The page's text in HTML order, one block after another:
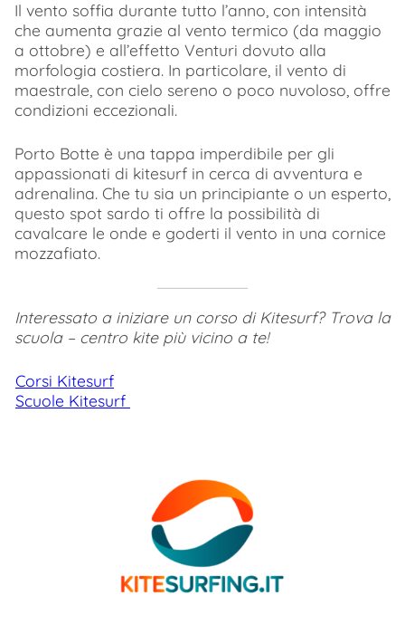
Il vento soffia durante tutto l’anno, con intensità
che aumenta grazie al vento termico (da maggio
a ottobre) e all’effetto Venturi dovuto alla
morfologia costiera. In particolare, il vento di
maestrale, con cielo sereno o poco nuvoloso, offre
condizioni eccezionali.
Porto Botte è una tappa imperdibile per gli
appassionati di kitesurf in cerca di avventura e
adrenalina. Che tu sia un principiante o un esperto,
questo spot sardo ti offre la possibilità di
cavalcare le onde e goderti il vento in una cornice
mozzafiato.
Interessato a iniziare un corso di Kitesurf? Trova la
scuola – centro kite più vicino a te!
Corsi Kitesurf
Scuole Kitesurf